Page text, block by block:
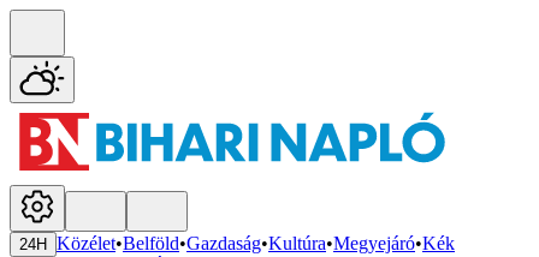
24H Közélet•Belföld•Gazdaság•Kultúra•Megyejáró•Kék